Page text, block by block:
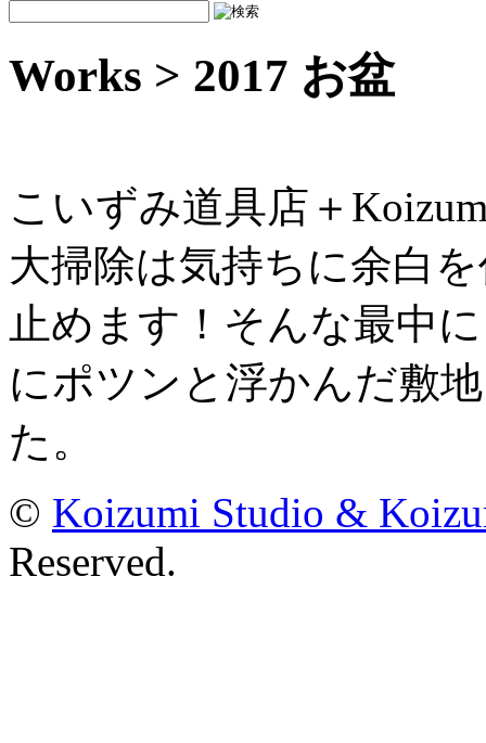
Works > 2017 お盆
こいずみ道具店＋
大掃除は気持ちに余白
止めます！そんな最中
にポツンと浮かんだ敷
た。
© Koizumi Studio &
Reserved.